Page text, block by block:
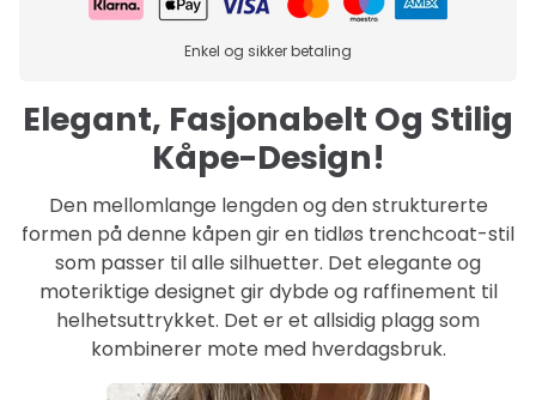
Enkel og sikker betaling
Elegant, Fasjonabelt Og Stilig
Kåpe-Design!
Den mellomlange lengden og den strukturerte
formen på denne kåpen gir en tidløs trenchcoat-stil
som passer til alle silhuetter. Det elegante og
moteriktige designet gir dybde og raffinement til
helhetsuttrykket. Det er et allsidig plagg som
kombinerer mote med hverdagsbruk.